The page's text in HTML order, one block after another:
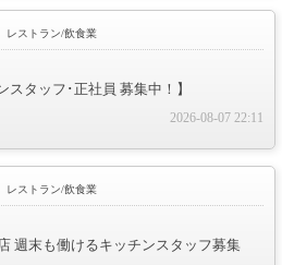
レストラン/飲食業
スタッフ･正社員 募集中！】
2026-08-07 22:11
レストラン/飲食業
週末も働けるキッチンスタッフ募集